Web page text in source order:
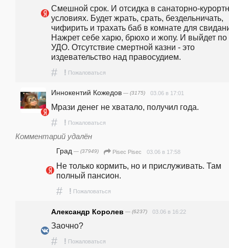
Смешной срок. И отсидка в санаторно-
условиях. Будет жрать, срать, бездельничать,
чифирить и трахать баб в комнате для
Нажрет себе харю, брюхо и жопу. И выйдет по
УДО. Отсутствие смертной казни - это
издевательство над правосудием.
# ! Пожаловаться
Иннокентий Кожедов — (3175) 03.06 в 17:01
Мрази денег не хватало, получил года.
# ! Пожаловаться
Комментарий удалён
Град — (37949) Pisec Pisec 03.06 в 17:58
Не только кормить, но и прислуживать. Там
полный пансион.
# ! Пожаловаться
Александр Королев — (6237) 03.06 в 16:22
Заочно?
# ! Пожаловаться